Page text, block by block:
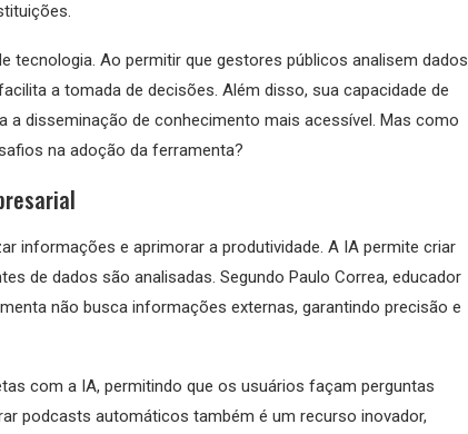
tecnologia. Ao permitir que gestores públicos analisem dados
a tomada de decisões. Além disso, sua capacidade de
disseminação de conhecimento mais acessível. Mas como
na adoção da ferramenta?
informações e aprimorar a produtividade. A IA permite criar
de dados são analisadas. Segundo Paulo Correa, educador
não busca informações externas, garantindo precisão e
com a IA, permitindo que os usuários façam perguntas
podcasts automáticos também é um recurso inovador,